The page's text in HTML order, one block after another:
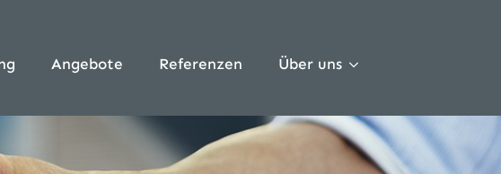
Angebote Referenzen Über uns